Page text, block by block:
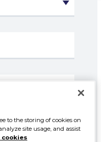
to the storing of cookies on
site usage, and assist
cookies